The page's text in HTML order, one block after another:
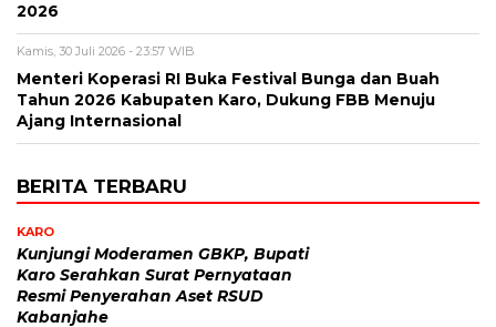
2026
Kamis, 30 Juli 2026 - 23:57 WIB
Menteri Koperasi RI Buka Festival Bunga dan Buah
Tahun 2026 Kabupaten Karo, Dukung FBB Menuju
Ajang Internasional
BERITA TERBARU
KARO
Kunjungi Moderamen GBKP, Bupati
Karo Serahkan Surat Pernyataan
Resmi Penyerahan Aset RSUD
Kabanjahe